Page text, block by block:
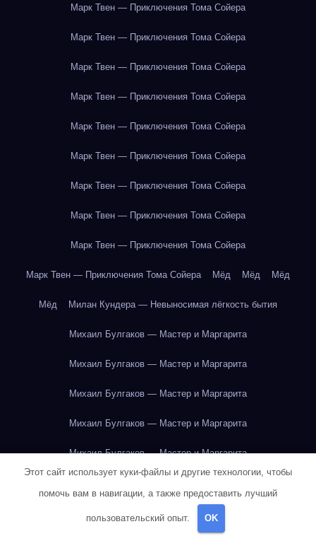
Марк Твен — Приключения Тома Сойера
Марк Твен — Приключения Тома Сойера
Марк Твен — Приключения Тома Сойера
Марк Твен — Приключения Тома Сойера
Марк Твен — Приключения Тома Сойера
Марк Твен — Приключения Тома Сойера
Марк Твен — Приключения Тома Сойера
Марк Твен — Приключения Тома Сойера
Марк Твен — Приключения Тома Сойера
Марк Твен — Приключения Тома Сойера Мёд Мёд Мёд
Мёд Милан Кундера — Невыносимая лёгкость бытия
Михаил Булгаков — Мастер и Маргарита
Михаил Булгаков — Мастер и Маргарита
Михаил Булгаков — Мастер и Маргарита
Михаил Булгаков — Мастер и Маргарита
Михаил Булгаков — Мастер и Маргарита
Михаил Булгаков — Мастер и Маргарита
Этот сайт использует куки-файлы и другие технологии, чтобы
помочь вам в навигации, а также предоставить лучший
пользовательский опыт. OK